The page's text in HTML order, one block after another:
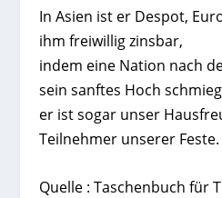
In Asien ist er Despot,
ihm freiwillig zinsbar,
indem eine Nation nach
sein sanftes Hoch
er ist sogar unser
Teilnehmer unserer Feste.
Quelle : Taschenbuch für